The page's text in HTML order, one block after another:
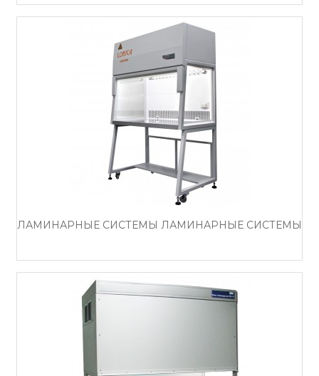
ЛАМИНАРНЫЕ СИСТЕМЫ ЛАМИНАРНЫЕ СИСТЕМЫ